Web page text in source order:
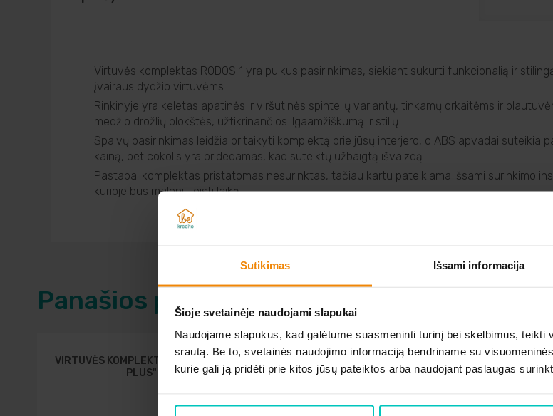
Sutikimas Išsami informacija
Šioje svetainėje naudojami slapukai
Naudojame slapukus, kad galėtume suasmeninti turinį bei skelbimus,
srautą. Be to, svetainės naudojimo informaciją bendriname su
kurie gali ją pridėti prie kitos jūsų pateiktos arba naudojant paslaugas
Virtuvės komplektas RODOS 1 yra puikus pasirinkimas, siekiant sukurti funkcionalią ir
įvairaus dydžio virtuvėms.
Rinkinyje yra keletas apatinės ir viršutinės spintelių variantų, tinkamų orkaitėms ir
medžio drožlių plokštės, užtikrinančios ilgaamžiškumą ir stilių.
Spalvų pasirinkimas leidžia pritaikyti komplektą prie jūsų interjero, o ABS apvadai suteikia
kainą, bet cokolis yra pridedamas, kad suteiktų užbaigtą išvaizdą.
Pastaba: komplektas pristatomas nesurinktas, tačiau kartu pateikiama išsami surinkimo
kurioje bus malonu leisti laiką.
Panašios prekės
VIRTUVĖS KOMPLEKTAS PREMIO ,,A
PLUS"
VIRTUVĖS KOMPLEKTAS PREMIO B
PLUS